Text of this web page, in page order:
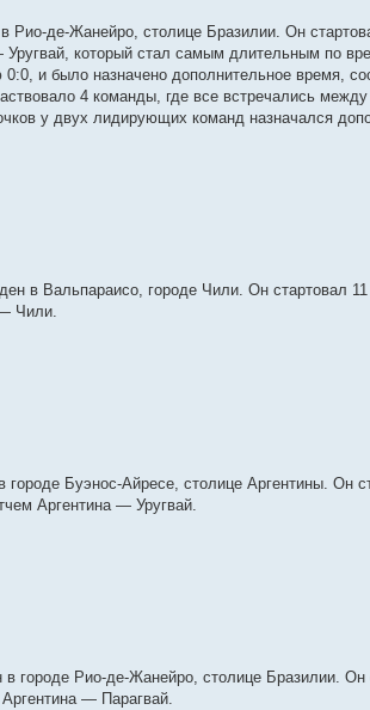
Рио-де-Жанейро, столице Бразилии. Он
который стал самым длительным по
и было назначено дополнительное время,
4 команды, где все встречались
у двух лидирующих команд назначался
в Вальпараисо, городе Чили. Он стартовал
— Чили.
Буэнос-Айресе, столице Аргентины. Он
Аргентина — Уругвай.
городе Рио-де-Жанейро, столице Бразилии.
— Парагвай.